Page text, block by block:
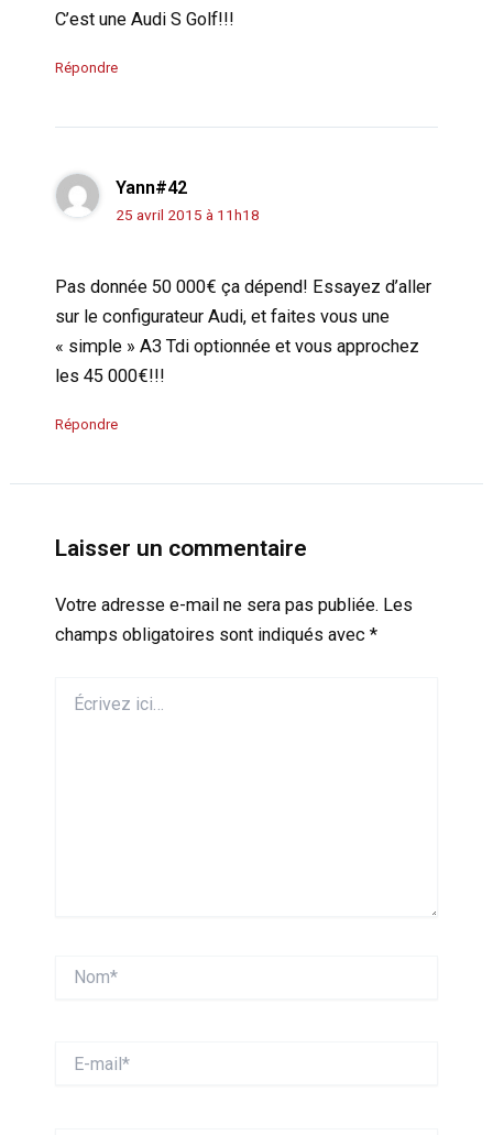
C’est une Audi S Golf!!!
Répondre
Yann#42
25 avril 2015 à 11h18
Pas donnée 50 000€ ça dépend! Essayez d’aller
sur le configurateur Audi, et faites vous une
« simple » A3 Tdi optionnée et vous approchez
les 45 000€!!!
Répondre
Laisser un commentaire
Votre adresse e-mail ne sera pas publiée. Les
champs obligatoires sont indiqués avec *
ici…
mail*